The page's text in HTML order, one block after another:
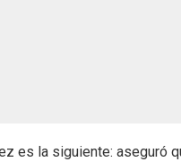
es la siguiente: aseguró